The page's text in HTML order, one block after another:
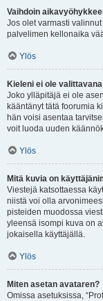
Vaihdoin
Jos olet varmasti
palvelimen kellonaika
Ylös
Kieleni ei ole
Joko ylläpitäjä ei ole
kääntänyt tätä foorumia
hän voisi asentaa
voit luoda uuden
Ylös
Mitä kuvia on
Viestejä katsottaessa
niistä voi olla
pisteiden muodossa
yleensä isompi kuva on
jokaisella käyttäjällä.
Ylös
Miten asetan avataren?
Omissa asetuksissa,